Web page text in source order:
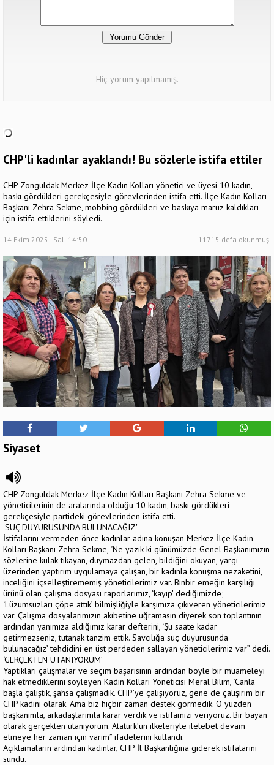
Hiç yorum yapılmamış.
CHP'li kadınlar ayaklandı! Bu sözlerle istifa ettiler
CHP Zonguldak Merkez İlçe Kadın Kolları yönetici ve üyesi 10 kadın,
baskı gördükleri gerekçesiyle görevlerinden istifa etti. İlçe Kadın Kolları
Başkanı Zehra Sekme, mobbing gördükleri ve baskıya maruz kaldıkları
için istifa ettiklerini söyledi.
14 Ekim 2025 - Salı 14:50 11715 defa okunmuş.
Siyaset
CHP Zonguldak Merkez İlçe Kadın Kolları Başkanı Zehra Sekme ve
yöneticilerinin de aralarında olduğu 10 kadın, baskı gördükleri
gerekçesiyle partideki görevlerinden istifa etti.
'SUÇ DUYURUSUNDA BULUNACAĞIZ'
İstifalarını vermeden önce kadınlar adına konuşan Merkez İlçe Kadın
Kolları Başkanı Zehra Sekme, "Ne yazık ki günümüzde Genel Başkanımızın
sözlerine kulak tıkayan, duymazdan gelen, bildiğini okuyan, yargı
üzerinden yaptırım uygulamaya çalışan, bir kadınla konuşma nezaketini,
inceliğini içselleştirememiş yöneticilerimiz var. Binbir emeğin karşılığı
ürünü olan çalışma dosyası raporlarımız, ‘kayıp' dediğimizde;
‘Lüzumsuzları çöpe attık’ bilmişliğiyle karşımıza çıkıveren yöneticilerimiz
var. Çalışma dosyalarımızın akıbetine uğramasın diyerek son toplantının
ardından yanımıza aldığımız karar defterini, ‘Şu saate kadar
getirmezseniz, tutanak tanzim ettik. Savcılığa suç duyurusunda
bulunacağız’ tehdidini en üst perdeden sallayan yöneticilerimiz var” dedi.
‘GERÇEKTEN UTANIYORUM’
Yaptıkları çalışmalar ve seçim başarısının ardından böyle bir muameleyi
hak etmediklerini söyleyen Kadın Kolları Yöneticisi Meral Bilim, "Canla
başla çalıştık, şahsa çalışmadık. CHP’ye çalışıyoruz, gene de çalışırım bir
CHP kadını olarak. Ama biz hiçbir zaman destek görmedik. O yüzden
başkanımla, arkadaşlarımla karar verdik ve istifamızı veriyoruz. Bir bayan
olarak gerçekten utanıyorum. Atatürk’ün ilkeleriyle ilelebet devam
etmeye her zaman için varım” ifadelerini kullandı.
Açıklamaların ardından kadınlar, CHP İl Başkanlığına giderek istifalarını
sundu.